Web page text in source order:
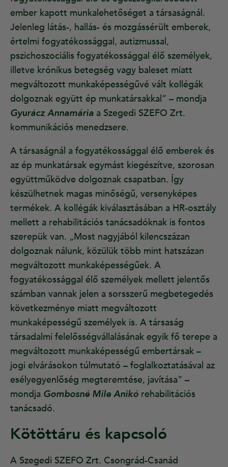
ember kapott munkalehetőséget a társaságnál.
Jelenleg látás-, hallás- és mozgássérült emberek,
értelmi fogyatékossággal, autizmussal,
pszichoszociális fogyatékossággal élő személyek,
illetve krónikus betegség vagy baleset miatt
megváltozott munkaképességűvé vált kollégák
dolgoznak együtt ép munkatársakkal” – mondja
Gyurácz Annamária a Szegedi SZEFO Zrt.
kommunikációs menedzsere.
A társaságnál a fogyatékossággal élő emberek és
az ép munkatársak egymást kiegészítve, szorosan
együttműködve dolgoznak csapatban. Így
készülhetnek magas minőségű, versenyképes
termékek. A kollégák kiválasztásában a HR-osztály
mellett a rehabilitációs tanácsadóknak is fontos
szerepük van. „Most nagyjából kilencszázan
dolgoznak nálunk, közülük több mint hatszázan
megváltozott munkaképességűek. A
fogyatékossággal élő személyek mellett jelentős
számban vannak jelen a sorsszerű megbetegedés
következménye miatt megváltozott
munkaképességű személyek is. A társaság
társadalmi felelősségvállalásának egyik fő terepe a
megváltozott munkaképességű embertársak –
jogi elvárásokon túlmutató – foglalkoztatásával az
esélyegyenlőség megteremtése, javítása” –
mondja Gombosné Mile Anikó rehabilitációs
tanácsadó.
Kötöttáru és kapcsoló
A Szegedi SZEFO Zrt. Csongrád-Csanád